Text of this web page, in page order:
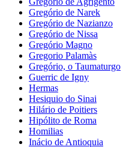
Gregório de Narek
Gregório de Nazianzo
Gregório de Nissa
Gregório Magno
Gregorio Palamàs
Gregório, o Taumaturgo
Guerric de Igny
Hermas
Hesiquio do Sinai
Hilário de Poitiers
Hipólito de Roma
Homilias
Inácio de Antioquia